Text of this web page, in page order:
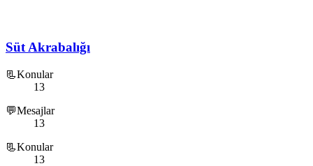
Süt Akrabalığı
📃Konular
13
💬Mesajlar
13
📃Konular
13